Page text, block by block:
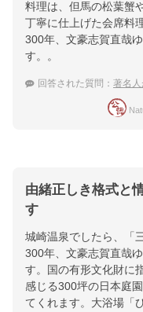
料理は、但馬の松葉蟹
丁寧に仕上げた会席料
300年、文豪志賀直哉
す。。
回答された質問： 著名人が訪
由緒正しき格式と
す
城崎温泉でしたら、「
300年、文豪志賀直哉
す。国の有形文化財に
感じる300坪の日本庭
てくれます。大浴場「